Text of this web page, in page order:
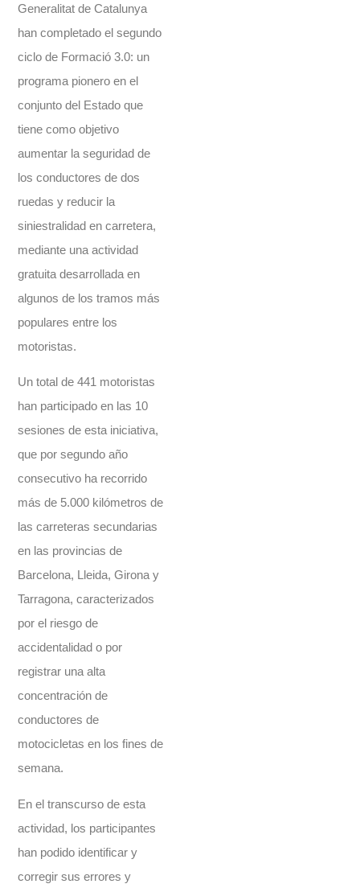
Generalitat de Catalunya
han completado el segundo
ciclo de Formació 3.0: un
programa pionero en el
conjunto del Estado que
tiene como objetivo
aumentar la seguridad de
los conductores de dos
ruedas y reducir la
siniestralidad en carretera,
mediante una actividad
gratuita desarrollada en
algunos de los tramos más
populares entre los
motoristas.
Un total de 441 motoristas
han participado en las 10
sesiones de esta iniciativa,
que por segundo año
consecutivo ha recorrido
más de 5.000 kilómetros de
las carreteras secundarias
en las provincias de
Barcelona, Lleida, Girona y
Tarragona, caracterizados
por el riesgo de
accidentalidad o por
registrar una alta
concentración de
conductores de
motocicletas en los fines de
semana.
En el transcurso de esta
actividad, los participantes
han podido identificar y
corregir sus errores y